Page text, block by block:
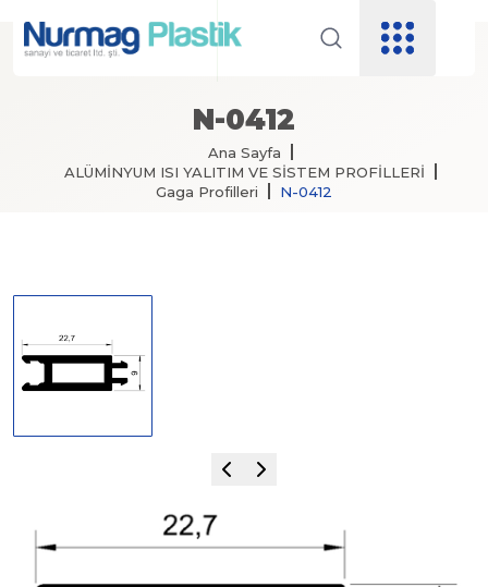
N-0412
Ana Sayfa
ALÜMİNYUM ISI YALITIM VE SİSTEM PROFİLLERİ
Gaga Profilleri
N-0412